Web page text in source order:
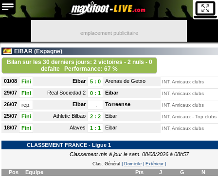
emplacement publicitaire
EIBAR (Espagne)
Bilan sur les 30 derniers jours: 2 victoires - 2 nuls - 0
defaite
Performance: 67 %
01/08 Fini Eibar 5 : 0 Arenas de Getxo INT, Amicaux clubs
29/07 Fini Real Sociedad 2 0 : 1 Eibar INT, Amicaux clubs
26/07 rep. Eibar : Torreense INT, Amicaux clubs
25/07 Fini Athletic Bilbao 2 : 2 Eibar INT, Amicaux - Top clubs
18/07 Fini Alaves 1 : 1 Eibar INT, Amicaux clubs
CLASSEMENT FRANCE - Ligue 1
Classement mis à jour le sam. 08/08/2026 à 08h57
Clas. Général Domicile Extérieur
Pos Equipe Pts J G
N